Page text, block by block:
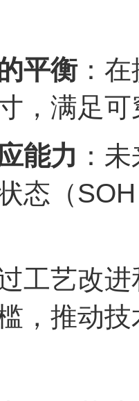
平衡：在
，满足
能力 ：
态（
工艺改
，推动